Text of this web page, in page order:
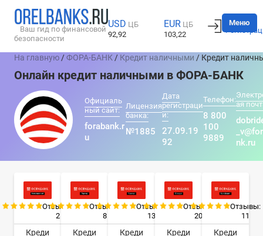
Ваш гид по финансовой
безопасности
USD ЦБ
92,92
EUR ЦБ
103,22
Вход
Меню
На главную /ФОРА-БАНК / Кредит наличными / Кредит
Онлайн кредит наличными в ФОРА-БАНК
Официаль
ный сайт:
forabank.r
u
Лицензия
банка:
№1885
Дата
регистраци
и:
27.09.19
92
Телефон:
8 800
100
9889
ая
nk.ru
Отзывы:
2
Креди
Отзывы:
8
Креди
Отзывы:
13
Креди
Отзывы:
20
Креди
Отзывы:
11
Креди